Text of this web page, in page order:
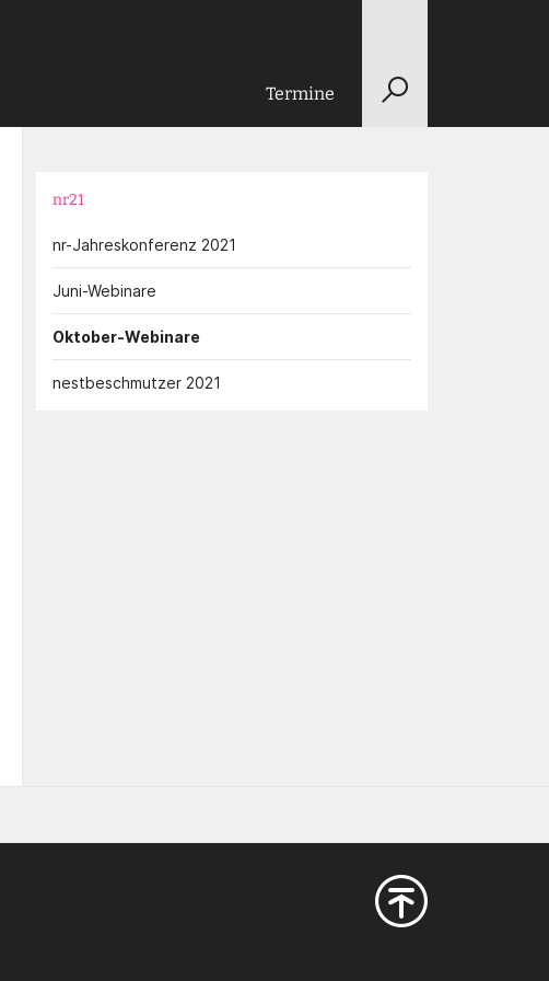
Termine
nr21
nr-Jahreskonferenz 2021
Juni-Webinare
Oktober-Webinare
nestbeschmutzer 2021